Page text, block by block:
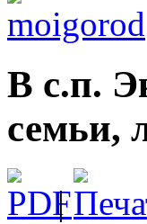
В с.п.
семьи,
|